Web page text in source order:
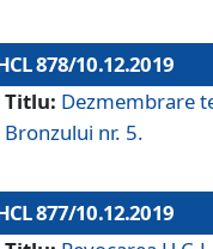
878/10.12.2019
Titlu: Dezmembrare
Bronzului nr. 5.
877/10.12.2019